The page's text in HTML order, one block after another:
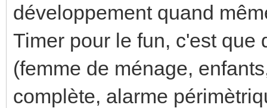
développement quand
Timer pour le fun, c'est que
(femme de ménage,
complète, alarme